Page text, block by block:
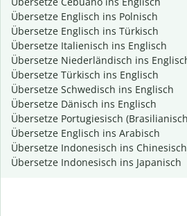
Übersetze Englisch ins Polnisch
Übersetze Englisch ins Türkisch
Übersetze Italienisch ins Englisch
Übersetze Niederländisch ins
Übersetze Türkisch ins Englisch
Übersetze Schwedisch ins Englisch
Übersetze Dänisch ins Englisch
Übersetze Portugiesisch
Übersetze Englisch ins Arabisch
Übersetze Indonesisch ins
Übersetze Indonesisch ins Japanisch